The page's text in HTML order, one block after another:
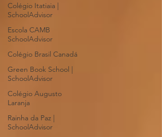
Colégio Itatiaia |
SchoolAdvisor
Escola CAMB
SchoolAdvisor
Colégio Brasil Canadá
Green Book School |
SchoolAdvisor
Colégio Augusto
Laranja
Rainha da Paz |
SchoolAdvisor